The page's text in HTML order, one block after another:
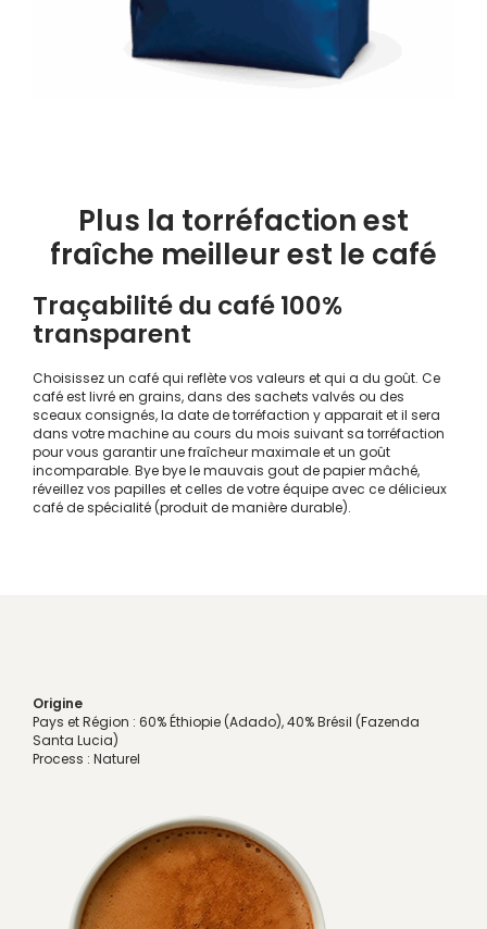
Plus la torréfaction est
fraîche meilleur est le café
Traçabilité du café 100%
transparent
Choisissez un café qui reflète vos valeurs et qui a du goût. Ce
café est livré en grains, dans des sachets valvés ou des
sceaux consignés, la date de torréfaction y apparait et il sera
dans votre machine au cours du mois suivant sa torréfaction
pour vous garantir une fraîcheur maximale et un goût
incomparable. Bye bye le mauvais gout de papier mâché,
réveillez vos papilles et celles de votre équipe avec ce délicieux
café de spécialité (produit de manière durable).
Origine
Pays et Région : 60% Éthiopie (Adado), 40% Brésil (Fazenda
Santa Lucia)
Process : Naturel